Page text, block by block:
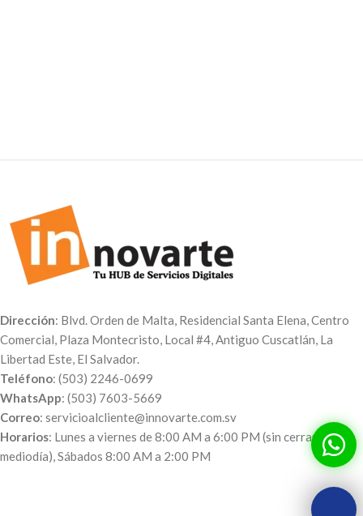
Dirección: Blvd. Orden de Malta, Residencial Santa Elena, Centro
Comercial, Plaza Montecristo, Local #4, Antiguo Cuscatlán, La
Libertad Este, El Salvador.
Teléfono: (503) 2246-0699
WhatsApp: (503) 7603-5669
Correo: servicioalcliente@innovarte.com.sv
Horarios: Lunes a viernes de 8:00 AM a 6:00 PM (sin cerrar al
mediodía), Sábados 8:00 AM a 2:00 PM